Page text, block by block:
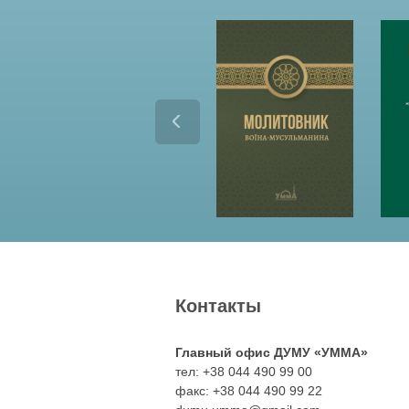
а
х
а
Контакты
Главный офис ДУМУ «УММА»
тел: +38 044 490 99 00
факс: +38 044 490 99 22